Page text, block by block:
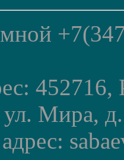
452716,
ул. Мира,